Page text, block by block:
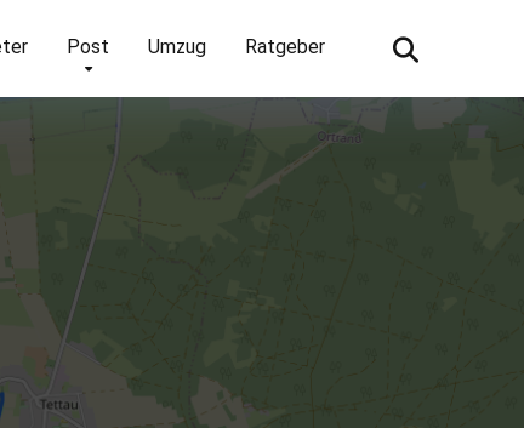
Post Umzug Ratgeber